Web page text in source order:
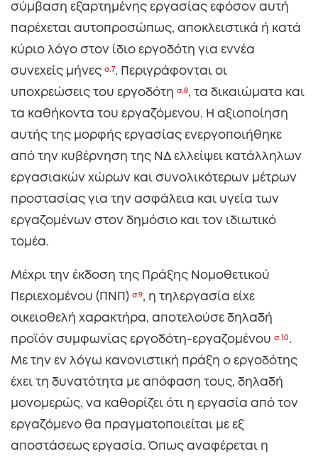
σύμβαση εξαρτημένης εργασίας εφόσον αυτή
παρέχεται αυτοπροσώπως, αποκλειστικά ή κατά
κύριο λόγο στον ίδιο εργοδότη για εννέα
συνεχείς μήνες σ.7. Περιγράφονται οι
υποχρεώσεις του εργοδότη σ.8, τα δικαιώματα και
τα καθήκοντα του εργαζόμενου. Η αξιοποίηση
αυτής της μορφής εργασίας ενεργοποιήθηκε
από την κυβέρνηση της ΝΔ ελλείψει κατάλληλων
εργασιακών χώρων και συνολικότερων μέτρων
προστασίας για την ασφάλεια και υγεία των
εργαζομένων στον δημόσιο και τον ιδιωτικό
τομέα.
Μέχρι την έκδοση της Πράξης Νομοθετικού
Περιεχομένου (ΠΝΠ) σ.9, η τηλεργασία είχε
οικειοθελή χαρακτήρα, αποτελούσε δηλαδή
προϊόν συμφωνίας εργοδότη-εργαζομένου σ.10 .
Με την εν λόγω κανονιστική πράξη ο εργοδότης
έχει τη δυνατότητα με απόφαση τους, δηλαδή
μονομερώς, να καθορίζει ότι η εργασία από τον
εργαζόμενο θα πραγματοποιείται με εξ
αποστάσεως εργασία. Όπως αναφέρεται η